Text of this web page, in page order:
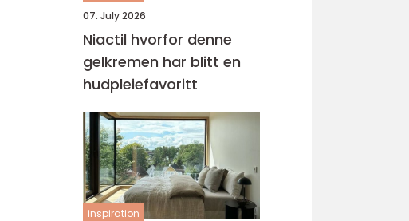
07. July 2026
Niactil hvorfor denne
gelkremen har blitt en
hudpleiefavoritt
inspiration